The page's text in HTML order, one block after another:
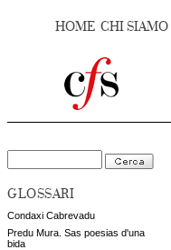
HOME CHI SIAMO
GLOSSARI
Condaxi Cabrevadu
Predu Mura. Sas poesias d'una
bida